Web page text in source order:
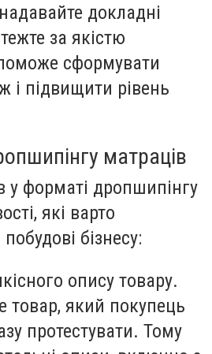
докладні
за якістю
сформувати
і підвищити рівень
матраців
у форматі дропшипінгу
які варто
бізнесу:
опису товару.
товар, який покупець
протестувати. Тому